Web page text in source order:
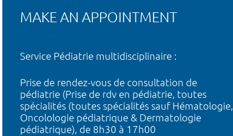
MAKE AN APPOINTMENT
Service Pédiatrie multidisciplinaire :
Prise de rendez-vous de consultation de
pédiatrie (Prise de rdv en pédiatrie, toutes
spécialités (toutes spécialités sauf Hématologie,
Oncolologie pédiatrique & Dermatologie
pédiatrique), de 8h30 à 17h00